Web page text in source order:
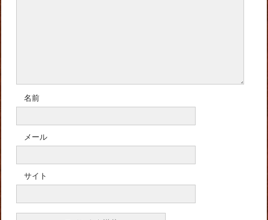
名前
メール
サイト